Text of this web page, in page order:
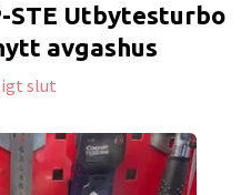
STE Utbytesturbo
avgashus
slut